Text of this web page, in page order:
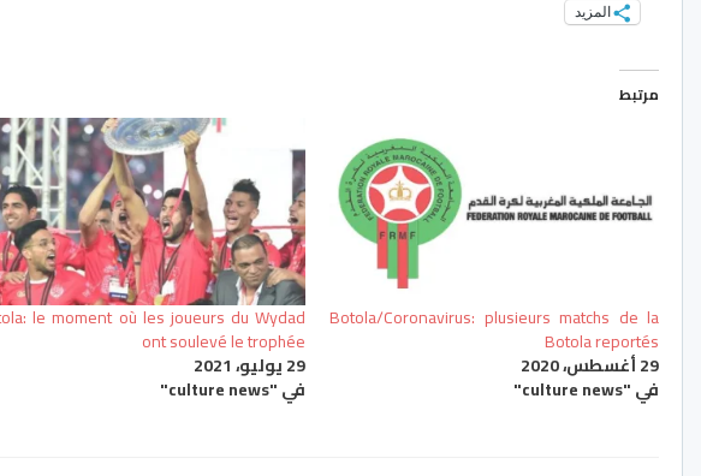
المزيد
مرتبط
Botola/Coronavirus: plusieurs matchs de la
Botola reportés
29 أغسطس، 2020
في "culture news"
le moment où les joueurs du Wydad
ont soulevé le trophée
29 يوليو، 2021
في "culture news"